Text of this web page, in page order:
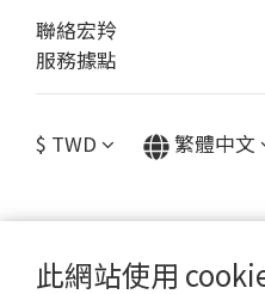
此網站使用
聯絡宏羚
服務據點
$ TWD 繁體中文
提醒您，我們不會以電話或